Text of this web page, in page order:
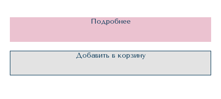
Подробнее
Добавить в корзину